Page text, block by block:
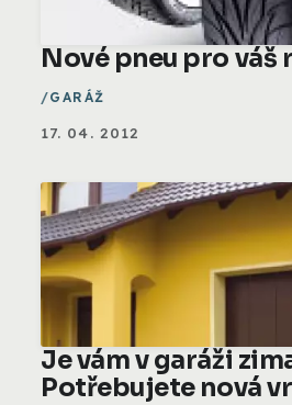
Nové pneu pro váš
GARÁŽ
17. 04. 2012
Je vám v garáži
Potřebujete nová